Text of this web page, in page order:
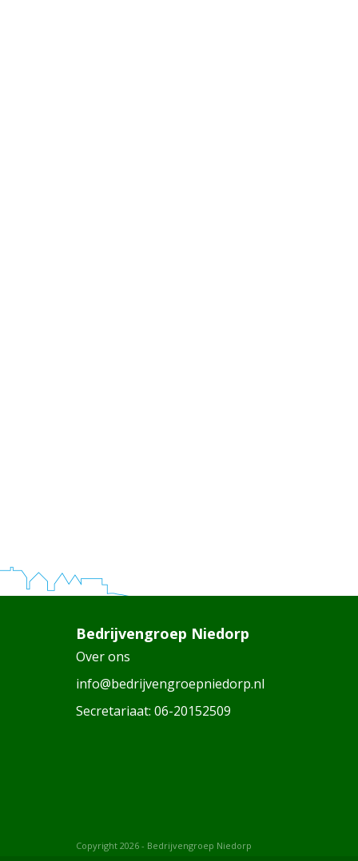
Bedrijvengroep Niedorp
Over ons
info@bedrijvengroepniedorp.nl
Secretariaat: 06-20152509
Copyright 2026 - Bedrijvengroep Niedorp